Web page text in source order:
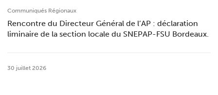
Communiqués Régionaux
Rencontre du Directeur Général de l’AP : déclaration
liminaire de la section locale du SNEPAP-FSU Bordeaux.
30 juillet 2026